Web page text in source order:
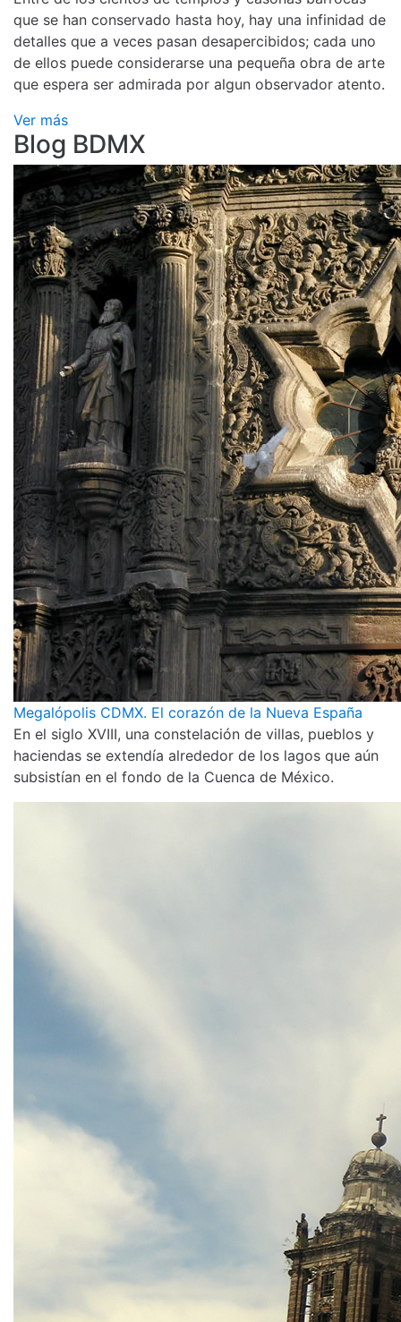
que se han conservado hasta hoy, hay una infinidad de
detalles que a veces pasan desapercibidos; cada uno
de ellos puede considerarse una pequeña obra de arte
que espera ser admirada por algun observador atento.
Ver más
Blog BDMX
Megalópolis CDMX. El corazón de la Nueva España
En el siglo XVIII, una constelación de villas, pueblos y
haciendas se extendía alrededor de los lagos que aún
subsistían en el fondo de la Cuenca de México.